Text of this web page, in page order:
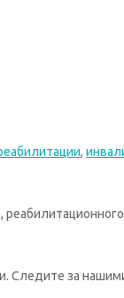
,
Следите за